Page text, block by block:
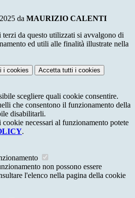
da MAURIZIO CALENTI
da questo utilizzati si avvalgono di
ed utili alle finalità illustrate nella
i cookies Accetta tutti i cookies
scegliere quali cookie consentire.
che consentono il funzionamento della
disabilitarli.
necessari al funzionamento potete
.
non possono essere
l'elenco nella pagina della cookie